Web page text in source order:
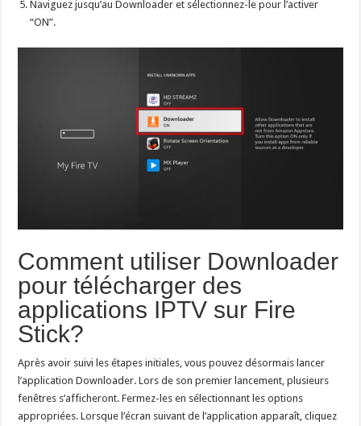
Naviguez jusqu’au Downloader et sélectionnez-le pour l’activer
“ON”.
Comment utiliser Downloader
pour télécharger des
applications IPTV sur Fire
Stick?
Après avoir suivi les étapes initiales, vous pouvez désormais lancer
l’application Downloader. Lors de son premier lancement, plusieurs
fenêtres s’afficheront. Fermez-les en sélectionnant les options
appropriées. Lorsque l’écran suivant de l’application apparaît, cliquez